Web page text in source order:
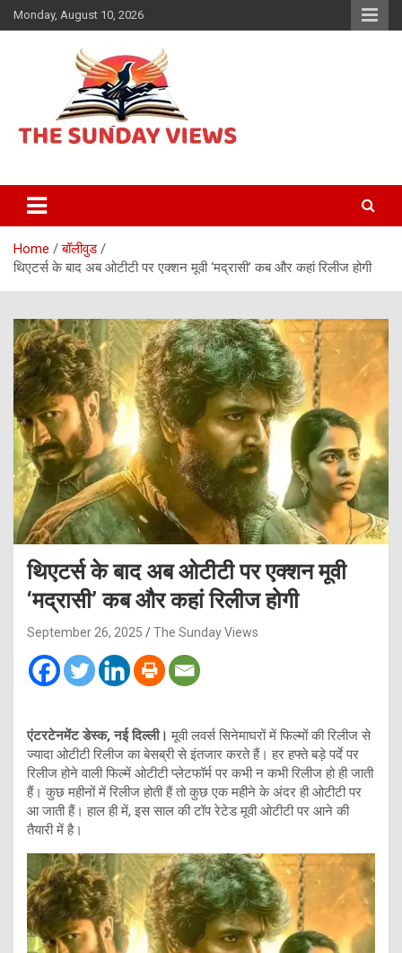
Skip
to
Monday, August 10, 2026
The Sunday views
Home
बॉलीवुड
थिएटर्स के बाद अब ओटीटी पर एक्शन मूवी ‘मद्रासी’ कब और कहां रिलीज होगी
थिएटर्स के बाद अब ओटीटी पर एक्शन मूवी
‘मद्रासी’ कब और कहां रिलीज होगी
September 26, 2025 The Sunday Views
एंटरटेनमेंट डेस्क, नई दिल्ली। मूवी लवर्स सिनेमाघरों में फिल्मों की रिलीज से
ज्यादा ओटीटी रिलीज का बेसब्री से इंतजार करते हैं। हर हफ्ते बड़े पर्दे पर
रिलीज होने वाली फिल्में ओटीटी प्लेटफॉर्म पर कभी न कभी रिलीज हो ही जाती
हैं। कुछ महीनों में रिलीज होती हैं तो कुछ एक महीने के अंदर ही ओटीटी पर
आ जाती हैं। हाल ही में, इस साल की टॉप रेटेड मूवी ओटीटी पर आने की
तैयारी में है।